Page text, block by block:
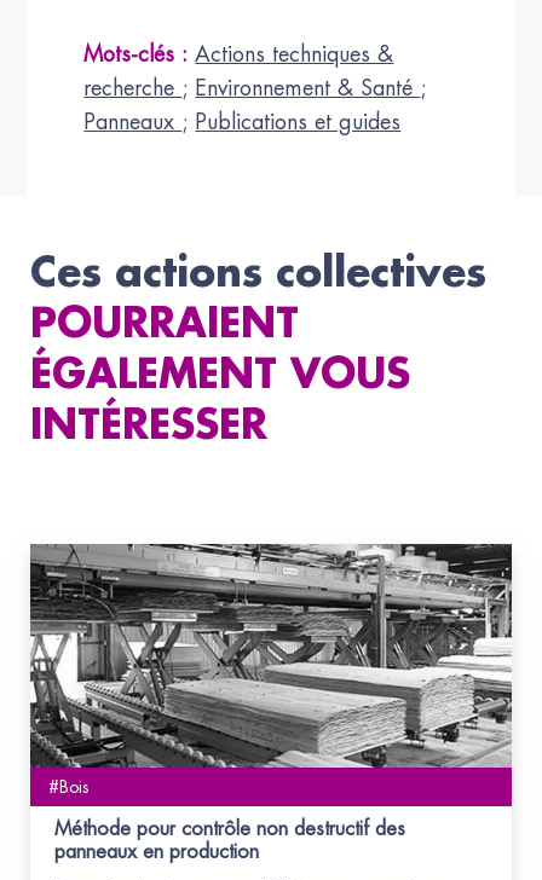
Mots-clés : Actions techniques &
recherche ; Environnement & Santé ;
Panneaux ; Publications et guides
Ces actions collectives
POURRAIENT
ÉGALEMENT VOUS
INTÉRESSER
#Bois
Méthode pour contrôle non destructif des
panneaux en production